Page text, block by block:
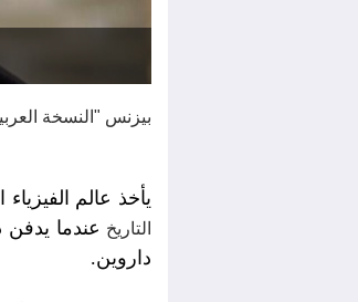
بيزنس "النسخة
يأخذ عالم
التاريخ عندما يدفن
داروين.